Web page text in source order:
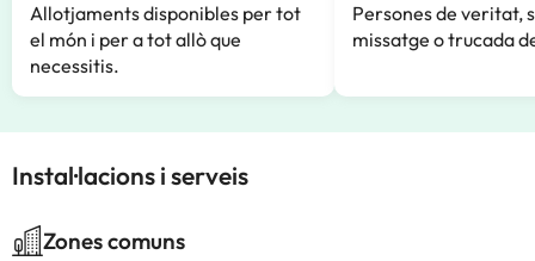
Allotjaments disponibles per tot
el món i per a tot allò que
necessitis.
Persones de veritat,
missatge o trucada
Instal·lacions i serveis
Zones comuns